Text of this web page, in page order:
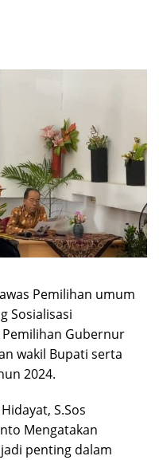
Pemilihan umum
Sosialisasi
Gubernur
wakil Bupati serta
2024.
S.Sos
Mengatakan
penting dalam